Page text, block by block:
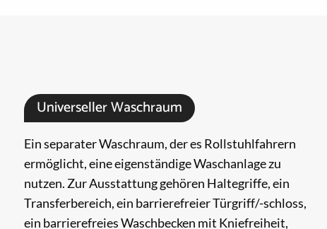
Universeller Waschraum
Ein separater Waschraum, der es Rollstuhlfahrern
ermöglicht, eine eigenständige Waschanlage zu
nutzen. Zur Ausstattung gehören Haltegriffe, ein
Transferbereich, ein barrierefreier Türgriff/-schloss,
ein barrierefreies Waschbecken mit Kniefreiheit,